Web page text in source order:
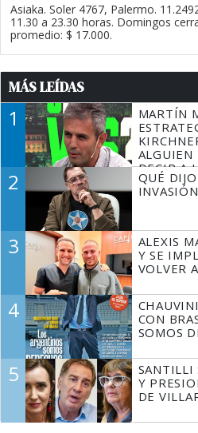
Asiaka. Soler 4767, Palermo.
11.30 a 23.30 horas. Domingos
promedio: $ 17.000.
MÁS LEÍDAS
1
MARTÍN
ALGUIEN
DECIR A
TIENE
2
QUÉ
3
ALEXIS
Y SE
VOLVER
4
CON
SOMOS
5
SANTILLI
Y
DE